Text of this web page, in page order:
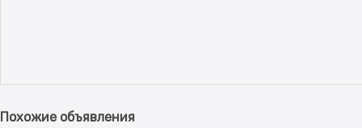
Похожие объявления